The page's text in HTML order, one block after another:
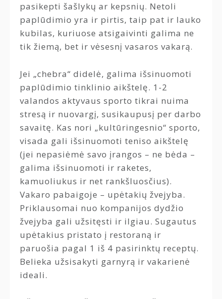
pasikepti šašlykų ar kepsnių. Netoli
paplūdimio yra ir pirtis, taip pat ir lauko
kubilas, kuriuose atsigaivinti galima ne
tik žiemą, bet ir vėsesnį vasaros vakarą.
Jei „chebra“ didelė, galima išsinuomoti
paplūdimio tinklinio aikštelę. 1-2
valandos aktyvaus sporto tikrai nuima
stresą ir nuovargį, susikaupusį per darbo
savaitę. Kas nori „kultūringesnio“ sporto,
visada gali išsinuomoti teniso aikštelę
(jei nepasiėmė savo įrangos – ne bėda –
galima išsinuomoti ir raketes,
kamuoliukus ir net rankšluosčius).
Vakaro pabaigoje – upėtakių žvejyba.
Priklausomai nuo kompanijos dydžio
žvejyba gali užsitęsti ir ilgiau. Sugautus
upėtakius pristato į restoraną ir
paruošia pagal 1 iš 4 pasirinktų receptų.
Belieka užsisakyti garnyrą ir vakarienė
ideali.